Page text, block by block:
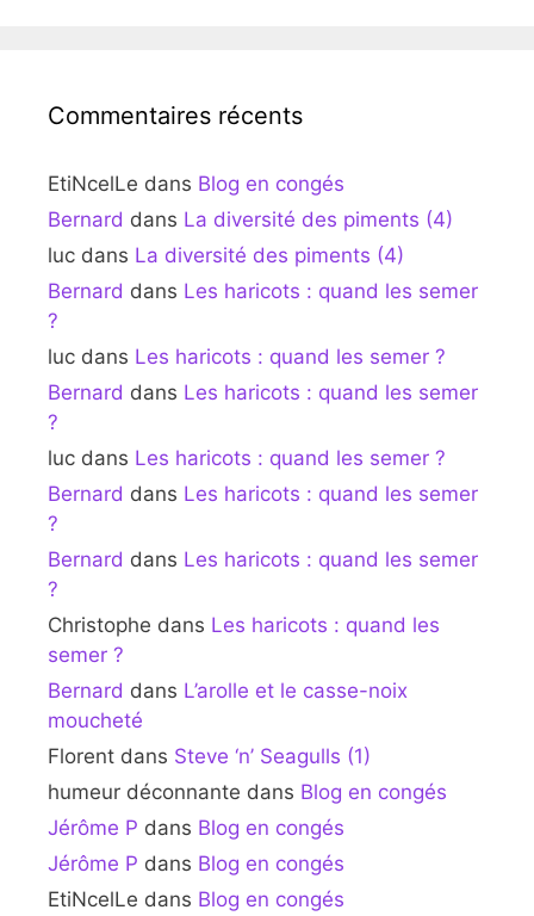
Commentaires récents
EtiNcelLe dans Blog en congés
Bernard dans La diversité des piments (4)
luc dans La diversité des piments (4)
Bernard dans Les haricots : quand les semer
?
luc dans Les haricots : quand les semer ?
Bernard dans Les haricots : quand les semer
?
luc dans Les haricots : quand les semer ?
Bernard dans Les haricots : quand les semer
?
Bernard dans Les haricots : quand les semer
?
Christophe dans Les haricots : quand les
semer ?
Bernard dans L’arolle et le casse-noix
moucheté
Florent dans Steve ‘n’ Seagulls (1)
humeur déconnante dans Blog en congés
Jérôme P dans Blog en congés
Jérôme P dans Blog en congés
EtiNcelLe dans Blog en congés